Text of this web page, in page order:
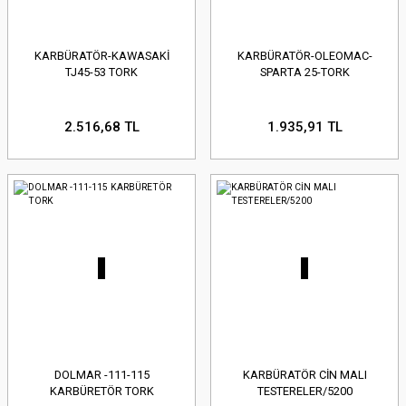
KARBÜRATÖR-KAWASAKİ
TJ45-53 TORK
2.516,68 TL
KARBÜRATÖR-OLEOMAC-
SPARTA 25-TORK
1.935,91 TL
DOLMAR -111-115
KARBÜRETÖR TORK
KARBÜRATÖR CİN MALI
TESTERELER/5200